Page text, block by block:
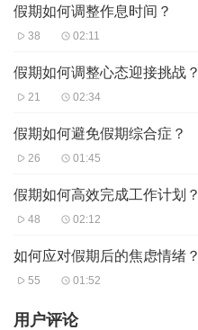
假期如何调整作息时间？
38 02:11
假期如何调整心态迎接挑战？
21 02:34
假期如何避免假期综合症？
26 01:45
假期如何高效完成工作计划？
48 02:12
如何应对假期后的焦虑情绪？
55 01:52
用户评论